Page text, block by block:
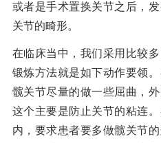
或者是手术置换关节之后，
关节的畸形。
在临床当中，我们采用比较
锻炼方法就是如下动作要领
髋关节尽量的做一些屈曲，
这个主要是防止关节的粘连
内，要求患者要多做髋关节